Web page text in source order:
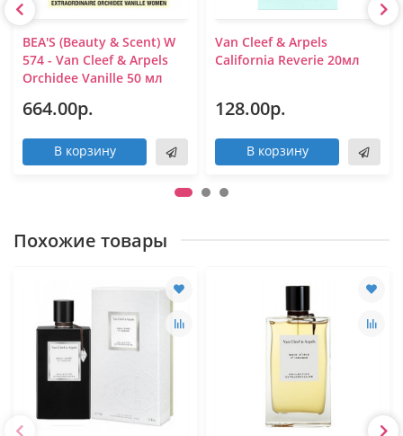
BEA'S (Beauty & Scent) W
574 - Van Cleef & Arpels
Orchidee Vanille 50 мл
664.00р.
В корзину
Van Cleef & Arpels
California Reverie 20мл
128.00р.
В корзину
Похожие товары